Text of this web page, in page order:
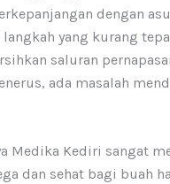
dengan
yang kurang
saluran
ada masalah
Medika Kediri sangat
dan sehat bagi buah